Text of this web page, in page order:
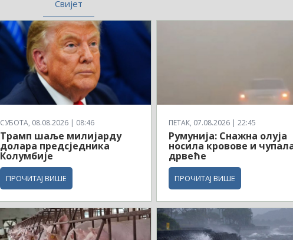
Свијет
СУБОТА, 08.08.2026 | 08:46
Трамп шаље милијарду
долара предсједника
Колумбије
ПРОЧИТАЈ ВИШЕ
ПЕТАК, 07.08.2026 | 22:45
Румунија: Снажна олуја
носила кровове и
дрвеће
ПРОЧИТАЈ ВИШЕ